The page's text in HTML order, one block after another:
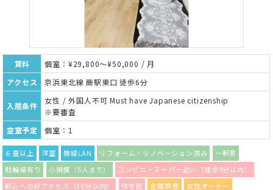
賃料
個室：¥29,800～¥50,000 / 月
アクセス
京浜東北線 蕨駅東口 徒歩6分
入居条件
女性 / 外国人不可 Must have Japanese citizenship
※要審査
空室予定
個室：1
６畳以上 洋室 無線LAN リフォーム・リノベーション済み
一軒家
駐輪場有り
小規模（5人まで）
コンビニ・スーパー近い（徒歩5分以内）
都心への好アクセス（30分以内）
住宅街 全館禁煙 女性オーナー